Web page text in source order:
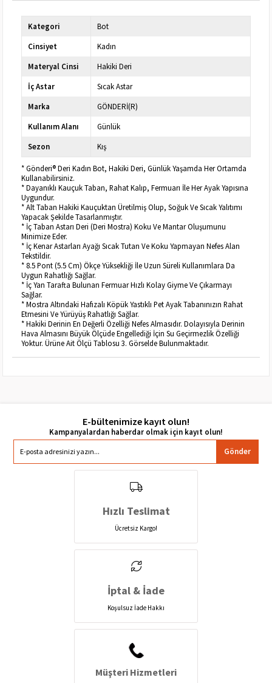
Kategori
Bot
Cinsiyet
Kadın
Materyal Cinsi
Hakiki Deri
İç Astar
Sıcak Astar
Marka
GÖNDERİ(R)
Kullanım Alanı
Günlük
Sezon
Kış
* Gönderi® Deri Kadın Bot, Hakiki Deri, Günlük Yaşamda Her Ortamda
Kullanabilirsiniz.
* Dayanıklı Kauçuk Taban, Rahat Kalıp, Fermuarı İle Her Ayak Yapısına
Uygundur.
* Alt Taban Hakiki Kauçuktan Üretilmiş Olup, Soğuk Ve Sıcak Yalıtımı
Yapacak Şekilde Tasarlanmıştır.
* İç Taban Astarı Deri (Deri Mostra) Koku Ve Mantar Oluşumunu
Minimize Eder.
* İç Kenar Astarları Ayağı Sıcak Tutan Ve Koku Yapmayan Nefes Alan
Tekstildir.
* 8.5 Pont (5.5 Cm) Ökçe Yüksekliği İle Uzun Süreli Kullanımlara Da
Uygun Rahatlığı Sağlar.
* İç Yan Tarafta Bulunan Fermuar Hızlı Kolay Giyme Ve Çıkarmayı
Sağlar.
* Mostra Altındaki Hafızalı Köpük Yastıklı Pet Ayak Tabanınızın Rahat
Etmesini Ve Yürüyüş Rahatlığı Sağlar.
* Hakiki Derinin En Değerli Özelliği Nefes Almasıdır. Dolayısıyla Derinin
Hava Almasını Büyük Ölçüde Engellediği İçin Su Geçirmezlik Özelliği
Yoktur. Ürüne Ait Ölçü Tablosu 3. Görselde Bulunmaktadır.
E-bültenimize kayıt olun!
Gönder
Hızlı Teslimat
Ücretsiz Kargo!
İptal & İade
Koşulsuz İade Hakkı
Müşteri Hizmetleri